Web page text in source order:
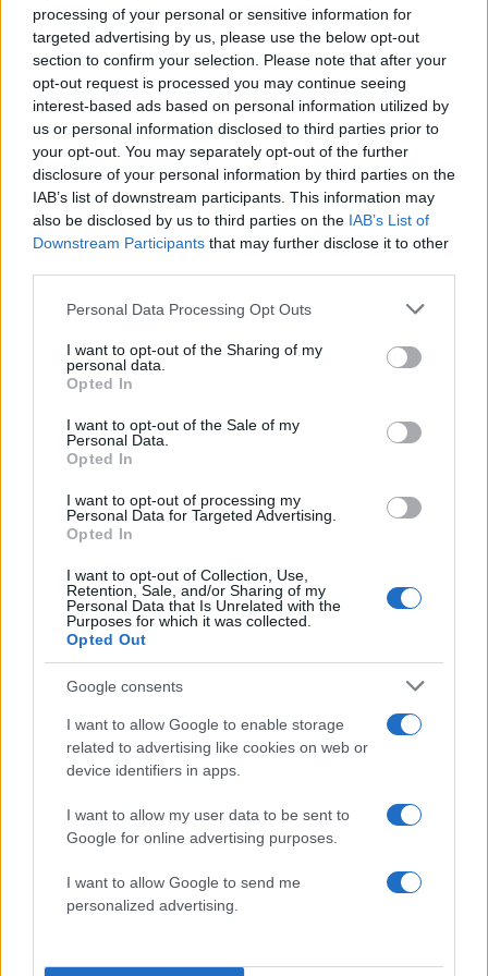
processing of your personal or sensitive information for
targeted advertising by us, please use the below opt-out
section to confirm your selection. Please note that after your
opt-out request is processed you may continue seeing
interest-based ads based on personal information utilized by
us or personal information disclosed to third parties prior to
your opt-out. You may separately opt-out of the further
disclosure of your personal information by third parties on the
IAB’s list of downstream participants. This information may
also be disclosed by us to third parties on the IAB’s List of
Downstream Participants that may further disclose it to other
Please note that this website/app uses one or more Google
not limited to your visit or usage behaviour. You may click to
grant or deny consent to Google and its third-party tags to
use your data for below specified purposes in below Google
consent section.
Personal Data Processing Opt Outs
I want to opt-out of the Sharing of my
personal data.
Opted In
I want to opt-out of the Sale of my
Personal Data.
Opted In
I want to opt-out of processing my
Personal Data for Targeted Advertising.
Opted In
I want to opt-out of Collection, Use,
Retention, Sale, and/or Sharing of my
Personal Data that Is Unrelated with the
Purposes for which it was collected.
Opted Out
Google consents
I want to allow Google to enable storage
related to advertising like cookies on web or
device identifiers in apps.
I want to allow my user data to be sent to
Google for online advertising purposes.
I want to allow Google to send me
personalized advertising.
ΔΙΑΦΗΜΙΣΗ
Αποκαλυπτική η Φαίη Σκορδά για τον
Νίκο Ηλιόπουλο – Το ενδεχόμενο
επισημοποίησης της σχέσης τους (video)
29.09.2020
Η Φαίη Σκορδά ξεκαθαρίζει αν δέχτηκε ή
όχι πρόταση γάμου από τον Νίκο
Ηλιόπουλο (video)
18.09.2020byΑννα Καντζηλιερη
News
Φαίη Σκορδά – Νίκος Ηλιόπουλος: Το love
story του ζευγαριού και τα σχέδια για
γάμο (pics)
18.09.2020byΑννα Κοντογιαννη
News
Φαίη Σκορδά: Το διαμάντι δώρο από τον
σύντροφό της και τα υπονοούμενα για
17.09.2020 by Μαρια Ρουμελιωτου